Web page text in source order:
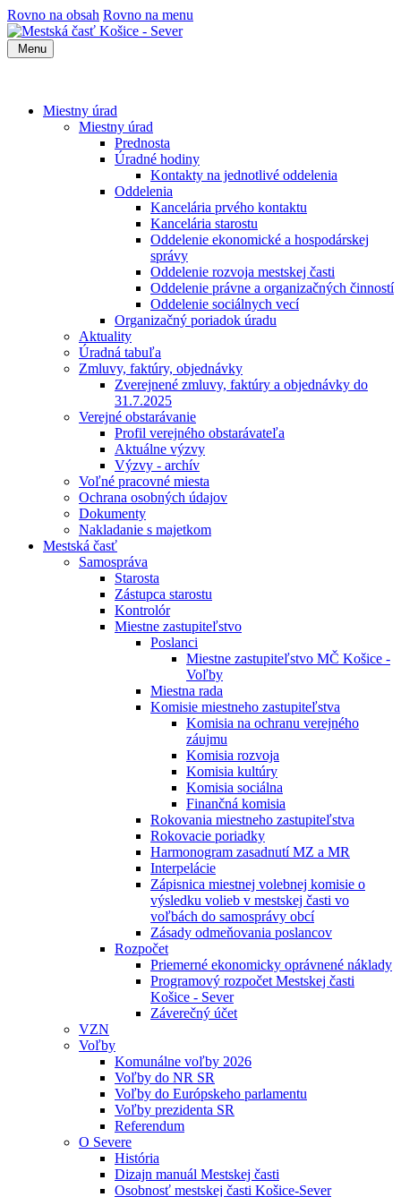
Rovno na obsah Rovno na menu
Menu
Miestny úrad
Miestny úrad
Prednosta
Úradné hodiny
Kontakty na jednotlivé oddelenia
Oddelenia
Kancelária prvého kontaktu
Kancelária starostu
Oddelenie ekonomické a hospodárskej
správy
Oddelenie rozvoja mestskej časti
Oddelenie právne a organizačných činností
Oddelenie sociálnych vecí
Organizačný poriadok úradu
Aktuality
Úradná tabuľa
Zmluvy, faktúry, objednávky
Zverejnené zmluvy, faktúry a objednávky do
31.7.2025
Verejné obstarávanie
Profil verejného obstarávateľa
Aktuálne výzvy
Výzvy - archív
Voľné pracovné miesta
Ochrana osobných údajov
Dokumenty
Nakladanie s majetkom
Mestská časť
Samospráva
Starosta
Zástupca starostu
Kontrolór
Miestne zastupiteľstvo
Poslanci
Miestne zastupiteľstvo MČ Košice -
Voľby
Miestna rada
Komisie miestneho zastupiteľstva
Komisia na ochranu verejného
záujmu
Komisia rozvoja
Komisia kultúry
Komisia sociálna
Finančná komisia
Rokovania miestneho zastupiteľstva
Rokovacie poriadky
Harmonogram zasadnutí MZ a MR
Interpelácie
Zápisnica miestnej volebnej komisie o
výsledku volieb v mestskej časti vo
voľbách do samosprávy obcí
Zásady odmeňovania poslancov
Rozpočet
Priemerné ekonomicky oprávnené náklady
Programový rozpočet Mestskej časti
Košice - Sever
Záverečný účet
VZN
Voľby
Komunálne voľby 2026
Voľby do NR SR
Voľby do Európskeho parlamentu
Voľby prezidenta SR
Referendum
O Severe
História
Dizajn manuál Mestskej časti
Osobnosť mestskej časti Košice-Sever